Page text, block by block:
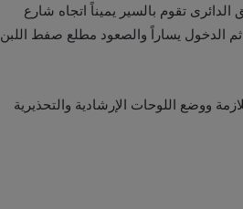
تقوم بالسير يميناً اتجاه شارع
الدخول يساراً والصعود مطلع صفط اللبن
ووضع اللوحات الإرشادية والتحذيرية